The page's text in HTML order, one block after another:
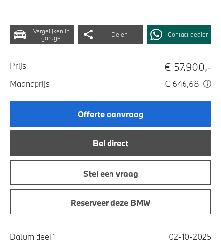
Vergelijken in
garage
Delen Contact dealer
Prijs € 57.900,-
Maandprijs € 646,68
Offerte aanvraag
Bel direct
Stel een vraag
Reserveer deze BMW
Datum deel 1 02-10-2025